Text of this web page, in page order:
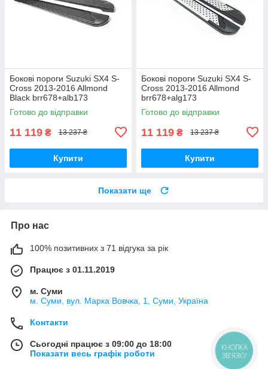
Бокові пороги Suzuki SX4 S-
Cross 2013-2016 Allmond
Black brr678+alb173
Готово до відправки
11 119 ₴ 13 237 ₴
Купити
Бокові пороги Suzuki SX4 S-
Cross 2013-2016 Allmond
brr678+alg173
Готово до відправки
11 119 ₴ 13 237 ₴
Купити
Показати ще
Про нас
100% позитивних з 71 відгука за рік
Працює з 01.11.2019
м. Суми
м. Суми, вул. Марка Вовчка, 1, Суми, Україна
Контакти
Сьогодні працює з 09:00 до 18:00
Показати весь графік роботи
КНОПКА
ЗВ'ЯЗКУ